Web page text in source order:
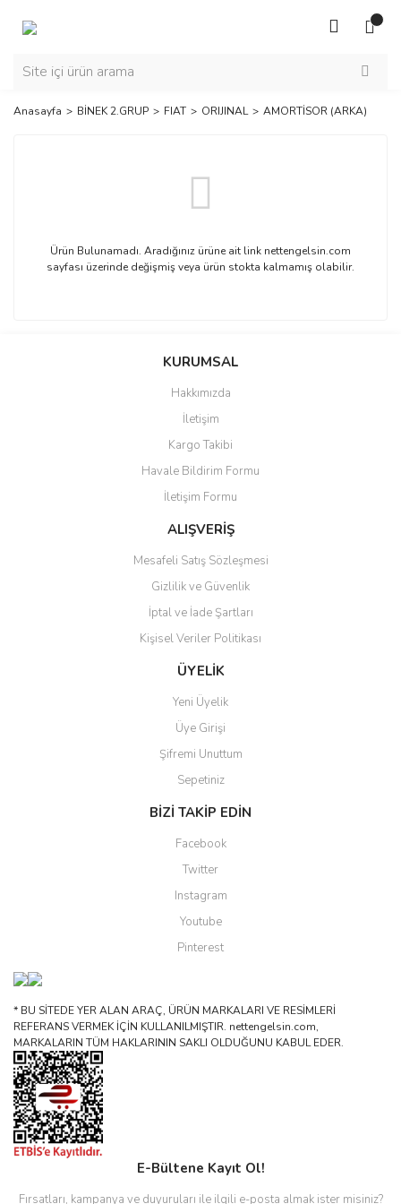
Anasayfa BİNEK 2.GRUP FIAT ORIJINAL AMORTİSOR (ARKA)
Ürün Bulunamadı. Aradığınız ürüne ait link nettengelsin.com
sayfası üzerinde değişmiş veya ürün stokta kalmamış olabilir.
KURUMSAL
Hakkımızda
İletişim
Kargo Takibi
Havale Bildirim Formu
İletişim Formu
ALIŞVERİŞ
Mesafeli Satış Sözleşmesi
Gizlilik ve Güvenlik
İptal ve İade Şartları
Kişisel Veriler Politikası
ÜYELİK
Yeni Üyelik
Üye Girişi
Şifremi Unuttum
Sepetiniz
BİZİ TAKİP EDİN
Facebook
Twitter
Instagram
Youtube
Pinterest
* BU SİTEDE YER ALAN ARAÇ, ÜRÜN MARKALARI VE RESİMLERİ
REFERANS VERMEK İÇİN KULLANILMIŞTIR. nettengelsin.com,
MARKALARIN TÜM HAKLARININ SAKLI OLDUĞUNU KABUL EDER.
E-Bültene Kayıt Ol!
Fırsatları, kampanya ve duyuruları ile ilgili e-posta almak ister misiniz?